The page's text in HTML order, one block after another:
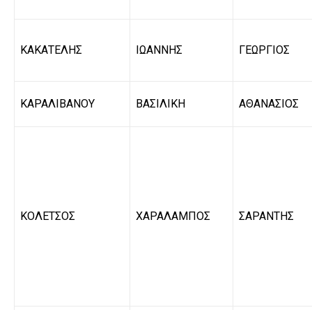
ΚΑΚΑΤΕΛΗΣ ΙΩΑΝΝΗΣ ΓΕΩΡΓΙΟΣ
ΚΑΡΑΛΙΒΑΝΟΥ ΒΑΣΙΛΙΚΗ ΑΘΑΝΑΣΙΟΣ
ΚΟΛΕΤΣΟΣ ΧΑΡΑΛΑΜΠΟΣ ΣΑΡΑΝΤΗΣ